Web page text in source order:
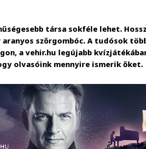
társa sokféle lehet.
aranyos szőrgombóc. A tudósok
a vehir.hu legújabb
olvasóink mennyire ismerik őket.